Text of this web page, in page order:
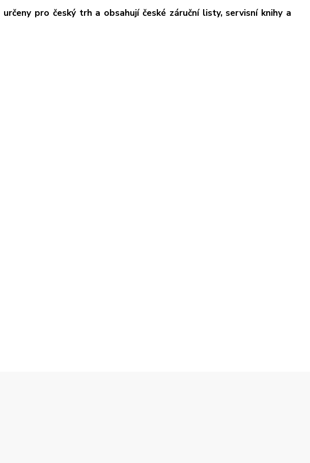
pro český trh a obsahují české záruční listy, servisní knihy a